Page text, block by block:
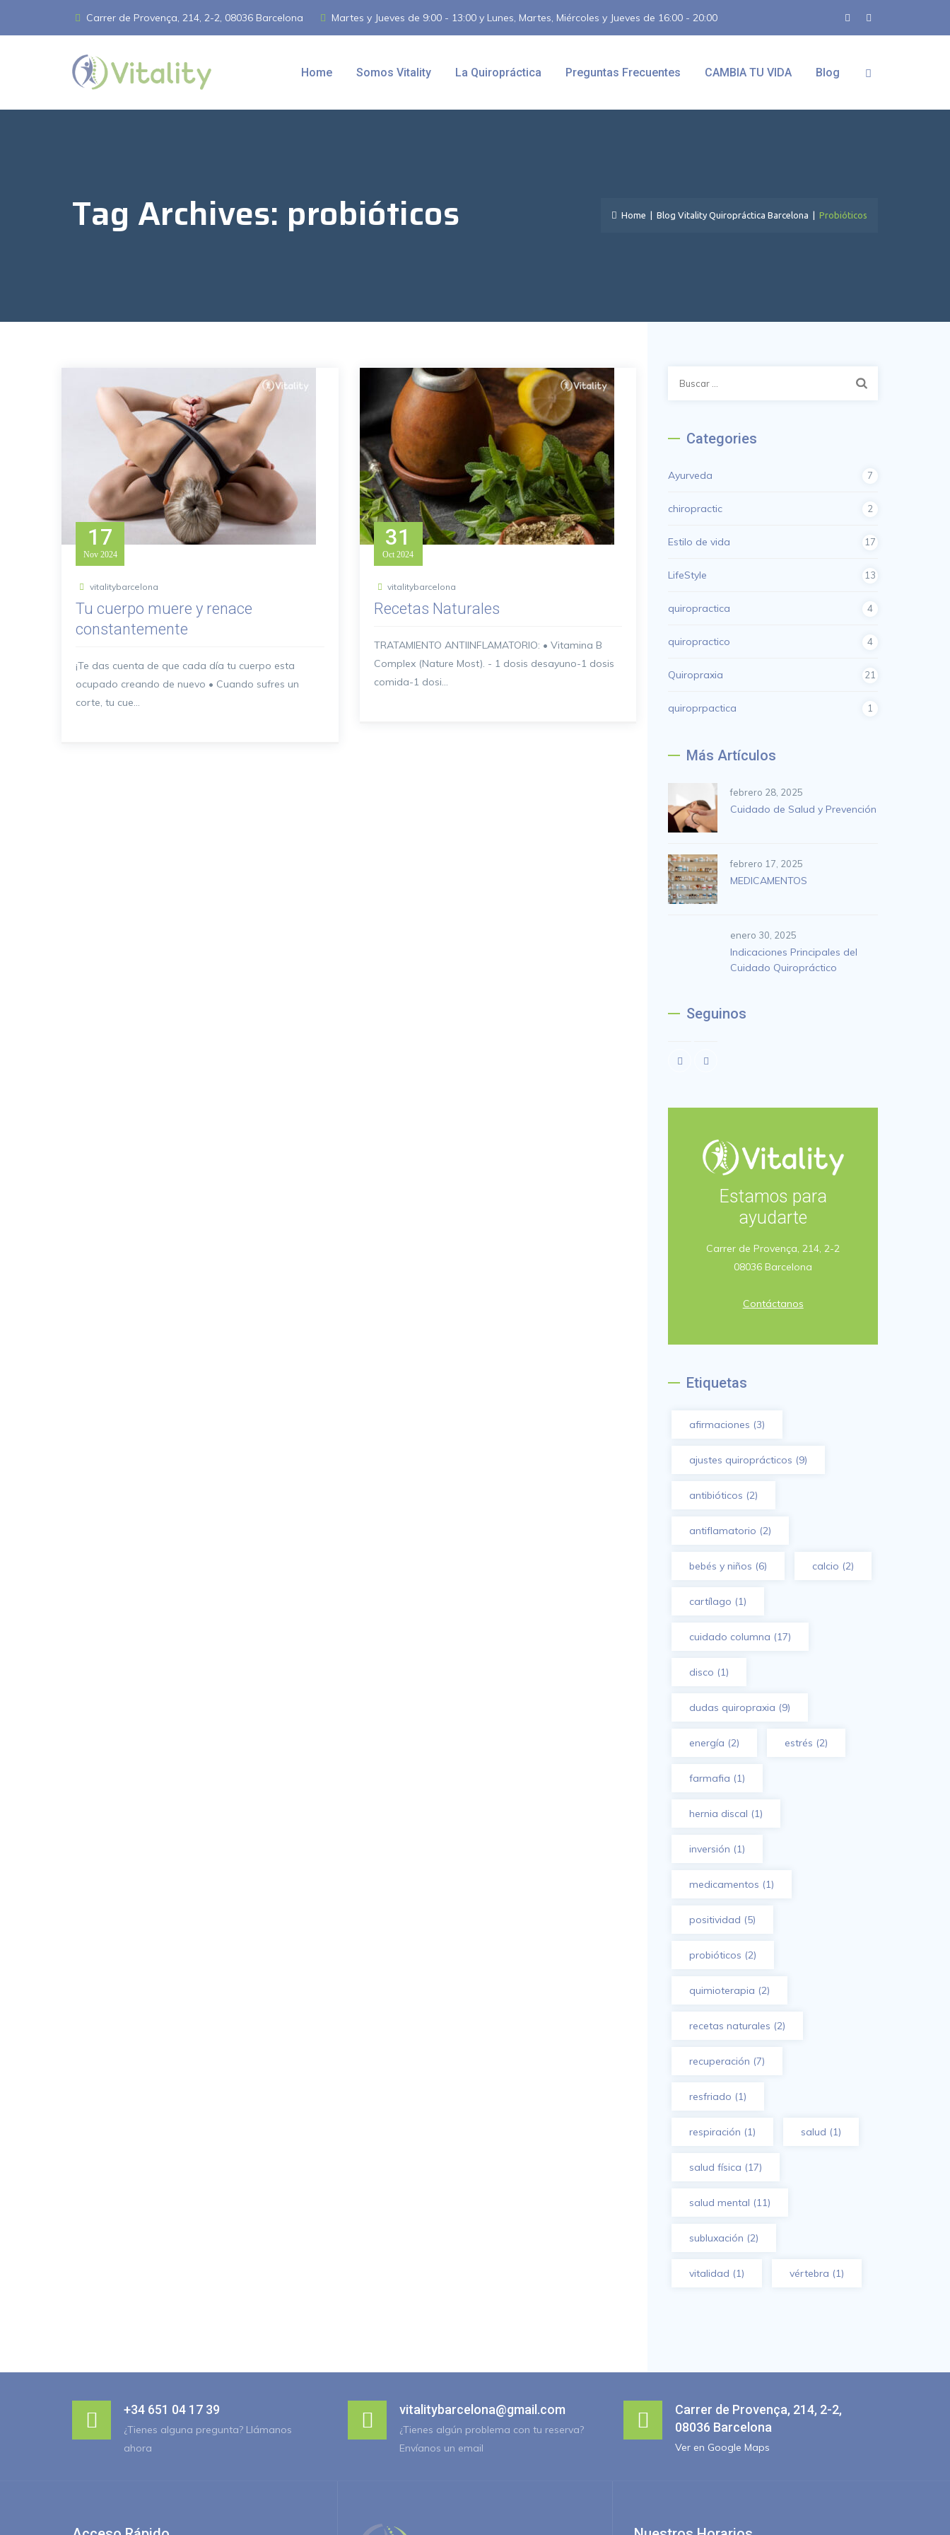
Carrer de Provença, 214, 2-2, 08036 Barcelona Martes y Jueves de 9:00 - 13:00 y Lunes, Martes, Miércoles y Jueves de 16:00 - 20:00
Home Somos Vitality La Quiropráctica Preguntas Frecuentes CAMBIA TU VIDA Blog
Tag Archives: probióticos Home Blog Vitality Quiropráctica Barcelona Probióticos
17
Nov 2024
vitalitybarcelona
Tu cuerpo muere y renace
constantemente
¡Te das cuenta de que cada día tu cuerpo esta
ocupado creando de nuevo • Cuando sufres un
corte, tu cue...
31
Oct 2024
vitalitybarcelona
Recetas Naturales
TRATAMIENTO ANTIINFLAMATORIO: • Vitamina B
Complex (Nature Most). - 1 dosis desayuno-1 dosis
comida-1 dosi...
Categories
Ayurveda 7
chiropractic 2
Estilo de vida 17
LifeStyle 13
quiropractica 4
quiropractico 4
Quiropraxia 21
quiroprpactica 1
Más Artículos
febrero 28, 2025
Cuidado de Salud y Prevención
febrero 17, 2025
MEDICAMENTOS
enero 30, 2025
Indicaciones Principales del
Cuidado Quiropráctico
Seguinos
Estamos para
ayudarte
Carrer de Provença, 214, 2-2
08036 Barcelona
Contáctanos
Etiquetas
afirmaciones (3)
ajustes quiroprácticos (9)
antibióticos (2)
antiflamatorio (2)
bebés y niños (6) calcio (2)
cartílago (1)
cuidado columna (17)
disco (1)
dudas quiropraxia (9)
energía (2) estrés (2)
farmafia (1)
hernia discal (1)
inversión (1)
medicamentos (1)
positividad (5)
probióticos (2)
quimioterapia (2)
recetas naturales (2)
recuperación (7)
resfriado (1)
respiración (1) salud (1)
salud física (17)
salud mental (11)
subluxación (2)
vitalidad (1) vértebra (1)
+34 651 04 17 39
¿Tienes alguna pregunta? Llámanos
ahora
vitalitybarcelona@gmail.com
¿Tienes algún problema con tu reserva?
Envíanos un email
Carrer de Provença, 214, 2-2,
08036 Barcelona
Ver en Google Maps